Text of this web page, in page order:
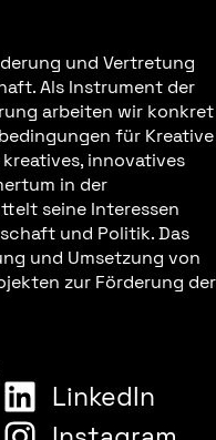
und Vertretung
Als Instrument der
arbeiten wir konkret
für Kreative
innovatives
in der
seine Interessen
und Politik. Das
und Umsetzung von
zur Förderung der
LinkedIn